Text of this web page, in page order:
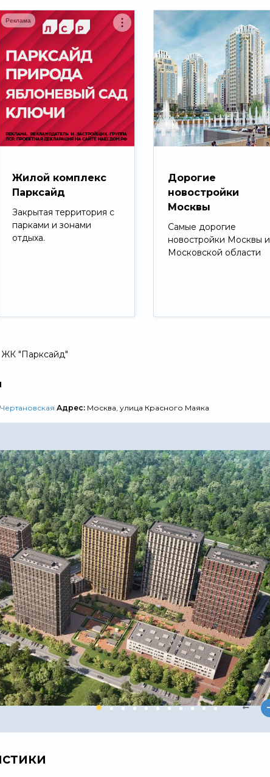
Жилой комплекс
Парксайд
Закрытая территория с
парками и зонами
отдыха.
Реклама
Дорогие
новостройки
Москвы
Самые дорогие
новостройки Москвы и
Московской области
ЖК "Парксайд"
Чертановская Адрес: Москва, улица Красного Маяка